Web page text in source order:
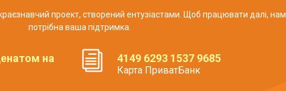
проект, створений ентузіастами. Щоб працювати далі, нам
потрібна ваша підтримка.
на
4149 6293 1537 9685
Карта ПриватБанк